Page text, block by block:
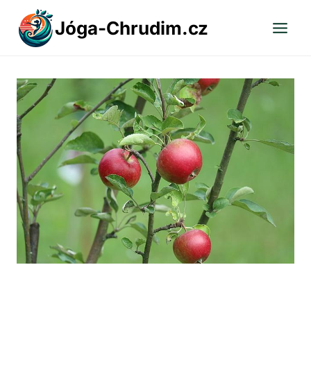
Přeskočit
obsah
Jóga-Chrudim.cz